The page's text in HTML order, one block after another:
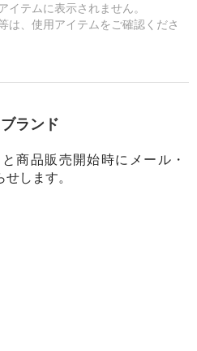
テムに表示されません。
は、使用アイテムをご確認くださ
ランド
商品販売開始時にメール・
せします。